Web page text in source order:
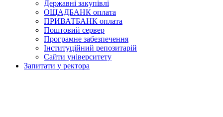
Державні закупівлі
ОЩАДБАНК оплата
ПРИВАТБАНК оплата
Поштовий сервер
Програмне забезпечення
Інституційний репозитарій
Сайти університету
Запитати у ректора